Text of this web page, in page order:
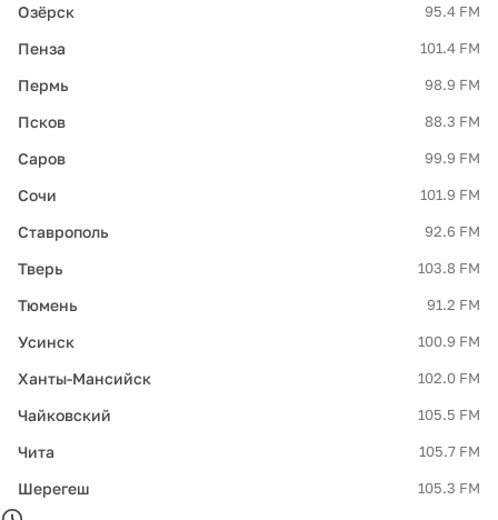
Озёрск 95.4 FM
Пенза 101.4 FM
Пермь 98.9 FM
Псков 88.3 FM
Саров 99.9 FM
Сочи 101.9 FM
Ставрополь 92.6 FM
Тверь 103.8 FM
Тюмень 91.2 FM
Усинск 100.9 FM
Ханты-Мансийск 102.0 FM
Чайковский 105.5 FM
Чита 105.7 FM
Шерегеш 105.3 FM